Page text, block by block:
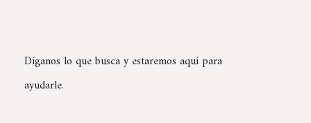
Díganos lo que busca y estaremos aquí para
ayudarle.